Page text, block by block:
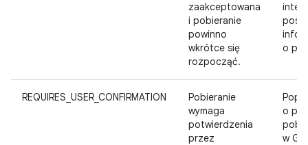
zaakceptowana
i pobieranie
powinno
wkrótce się
rozpocząć.
o
REQUIRES_USER_CONFIRMATION
Pobieranie
wymaga
potwierdzenia
przez
o
w